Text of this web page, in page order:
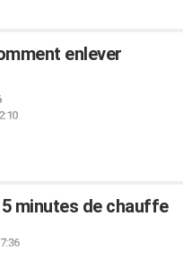
enlever
minutes de chauffe